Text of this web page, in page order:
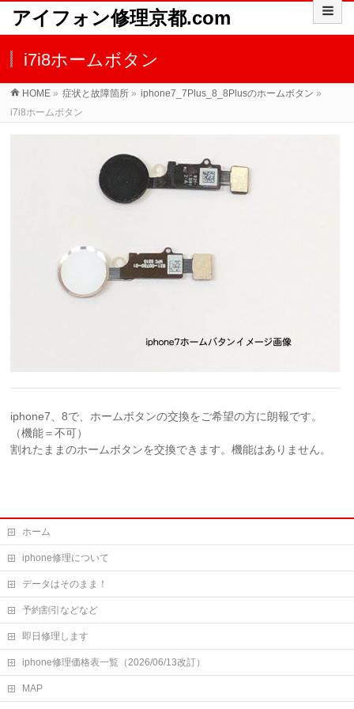
アイフォン修理京都.com
i7i8ホームボタン
HOME » 症状と故障箇所 » iphone7_7Plus_8_8Plusのホームボタン »
i7i8ホームボタン
iphone7、8で、ホームボタンの交換をご希望の方に朗報です。
（機能＝不可）
割れたままのホームボタンを交換できます。機能はありません。
ホーム
iphone修理について
データはそのまま！
予約割引などなど
即日修理します
iphone修理価格表一覧（2026/06/13改訂）
MAP